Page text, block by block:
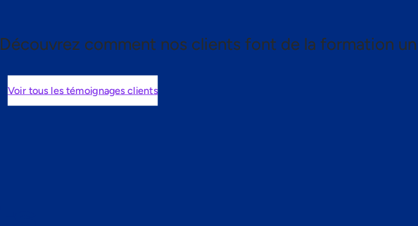
Découvrez comment nos clients font de la formation
Voir tous les témoignages clients